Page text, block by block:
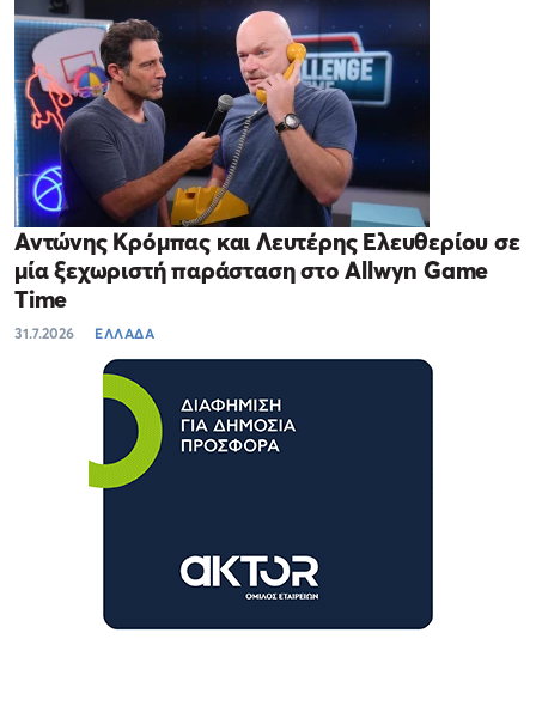
Αντώνης Κρόμπας και Λευτέρης Ελευθερίου σε
μία ξεχωριστή παράσταση στο Allwyn Game
Time
31.7.2026 ΕΛΛΑΔΑ